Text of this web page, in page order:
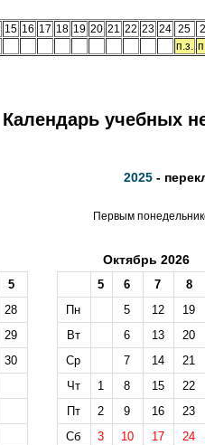
15 16 17 18 19 20 21 22 23 24 25
п.з.
Календарь учебных
2025 -
Первым
5
28
29
30
Октябрь 2026
5 6 7
8
Пн
5 12
19
Вт
6 13
20
Ср
7 14
21
Чт
1 8 15
22
Пт
2 9 16
23
Сб
3 10 17
24